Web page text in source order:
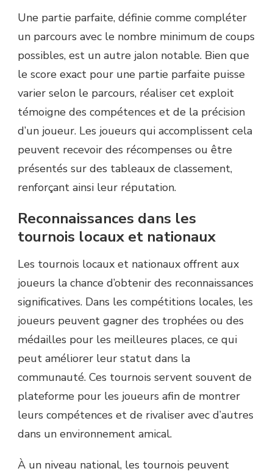
Une partie parfaite, définie comme compléter
un parcours avec le nombre minimum de coups
possibles, est un autre jalon notable. Bien que
le score exact pour une partie parfaite puisse
varier selon le parcours, réaliser cet exploit
témoigne des compétences et de la précision
d’un joueur. Les joueurs qui accomplissent cela
peuvent recevoir des récompenses ou être
présentés sur des tableaux de classement,
renforçant ainsi leur réputation.
Reconnaissances dans les
tournois locaux et nationaux
Les tournois locaux et nationaux offrent aux
joueurs la chance d’obtenir des reconnaissances
significatives. Dans les compétitions locales, les
joueurs peuvent gagner des trophées ou des
médailles pour les meilleures places, ce qui
peut améliorer leur statut dans la
communauté. Ces tournois servent souvent de
plateforme pour les joueurs afin de montrer
leurs compétences et de rivaliser avec d’autres
dans un environnement amical.
À un niveau national, les tournois peuvent